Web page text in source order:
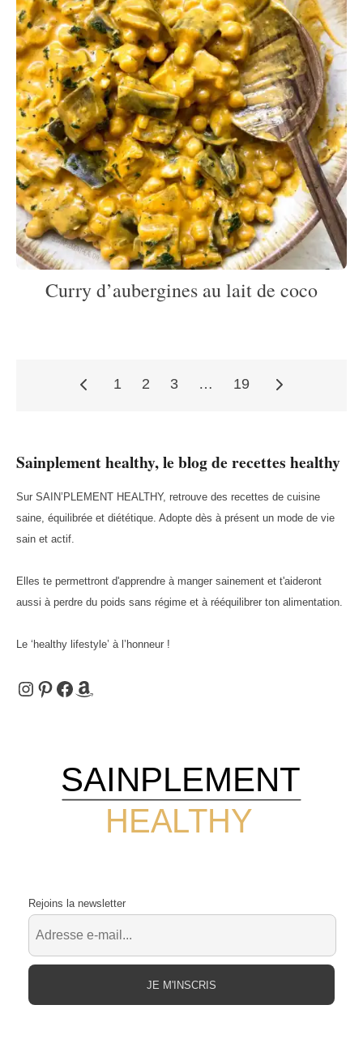
Curry d’aubergines au lait de coco
Pagination
des
publications
1 2 3 … 19
Sainplement healthy, le blog de recettes healthy
Sur SAIN’PLEMENT HEALTHY, retrouve des recettes de cuisine
saine, équilibrée et diététique. Adopte dès à présent un mode de vie
sain et actif.
Elles te permettront d'apprendre à manger sainement et t'aideront
aussi à perdre du poids sans régime et à rééquilibrer ton alimentation.
Le ‘healthy lifestyle’ à l’honneur !
Instagram
Pinterest
Facebook
Amazon
HEALTHY
SAINPLEMENT
Rejoins la newsletter
JE M'INSCRIS